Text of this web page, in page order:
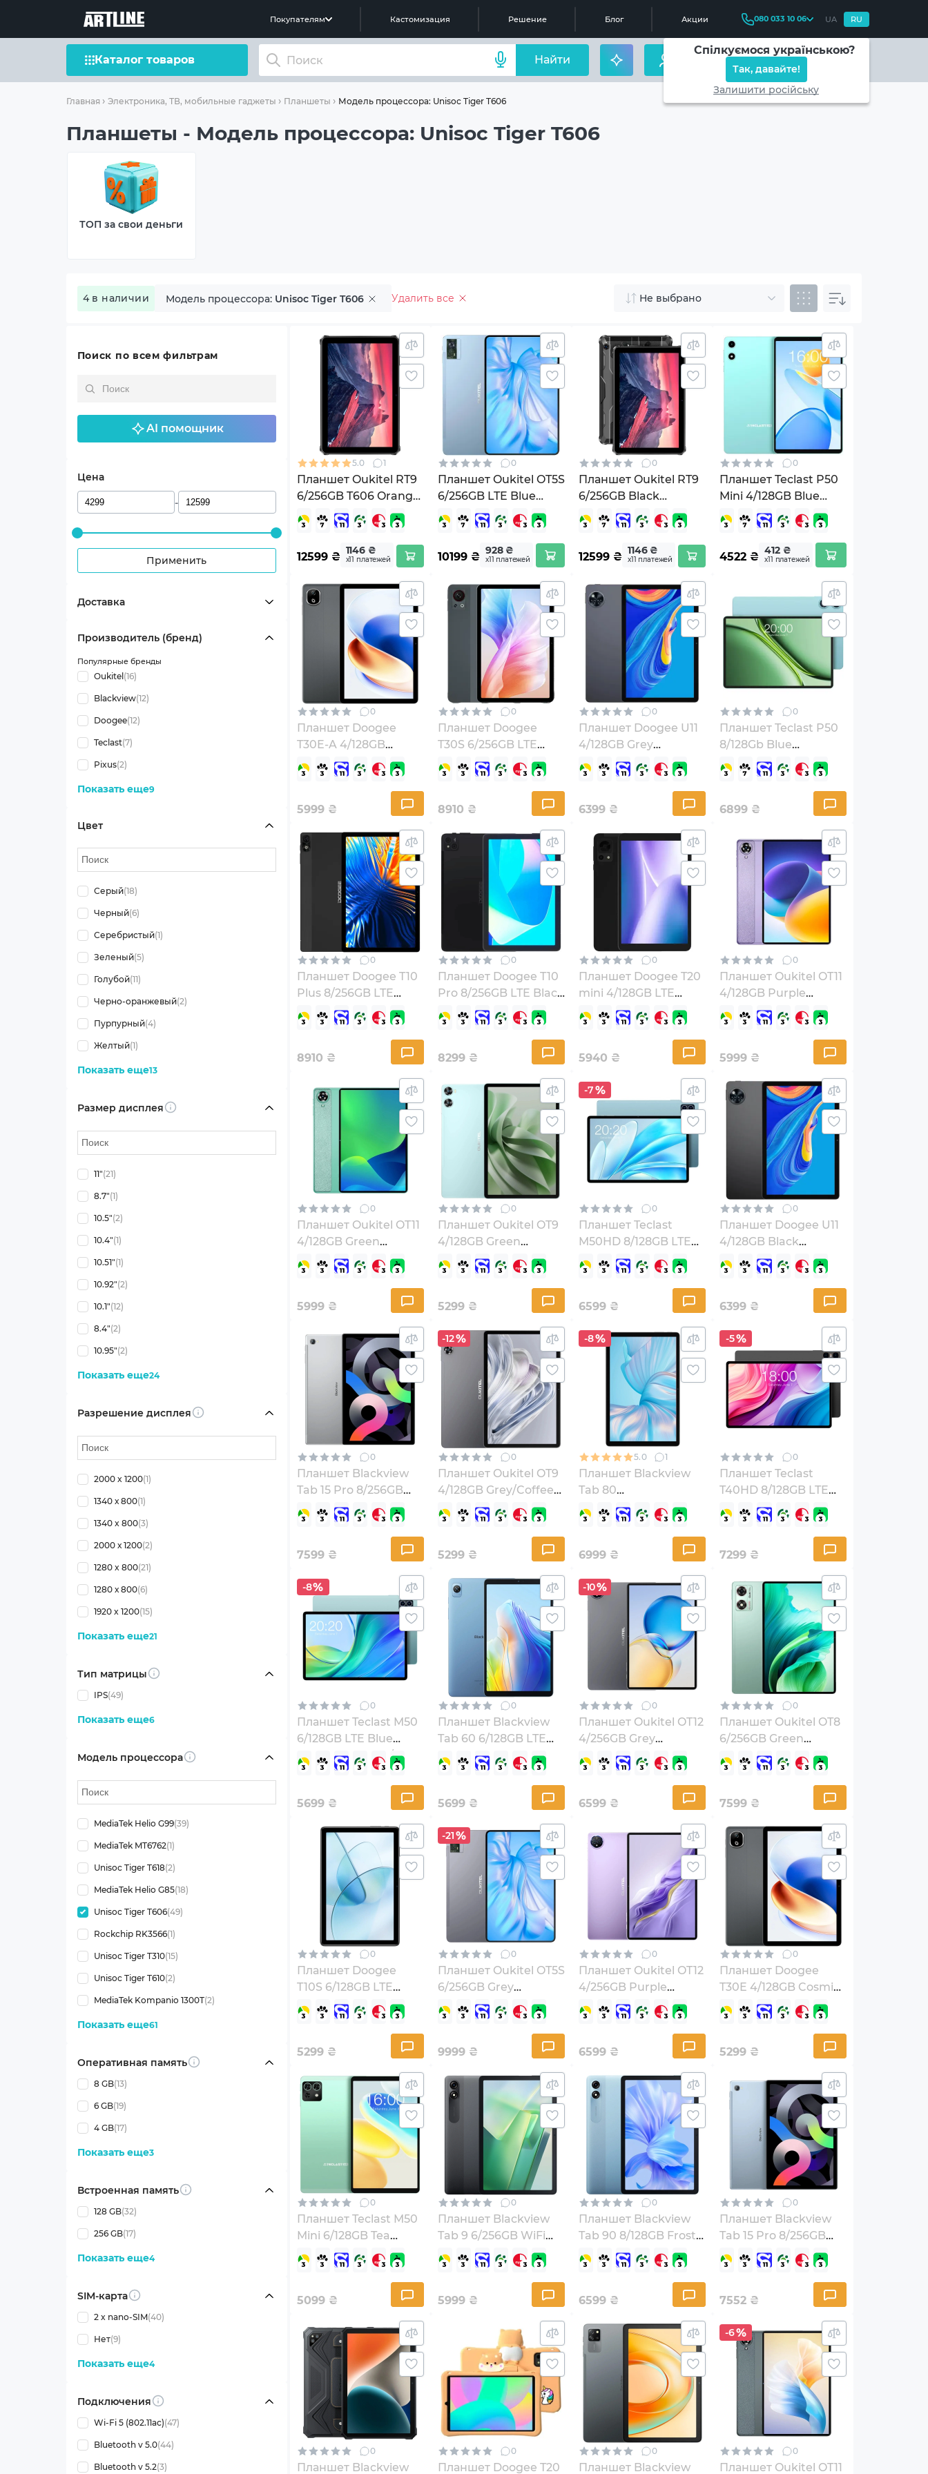
Покупателям Кастомизация Решение Блог Акции 080 033 10 06 UA RU
Спілкуємося українською?
Так, давайте!
Залишити російську
Каталог товаров Найти
Главная Электроника, ТВ, мобильные гаджеты Планшеты Модель процессора: Unisoc Tiger T606
Планшеты - Модель процессора: Unisoc Tiger T606
ТОП за свои деньги
4 в наличии Модель процессора: Unisoc Tiger T606 Удалить все Не выбрано
Поиск по всем фильтрам
AI помощник
Цена
-
Применить
Доставка
Производитель (бренд)
Популярные бренды
Oukitel (16)
Blackview(12)
Doogee(12)
Teclast(7)
Pixus(2)
Показать еще9
Цвет
Серый(18)
Черный(6)
Серебристый(1)
Зеленый(5)
Голубой(11)
Черно-оранжевый(2)
Пурпурный(4)
Желтый(1)
Показать еще13
Размер дисплея Info
11"(21)
8.7"(1)
10.5"(2)
10.4"(1)
10.51"(1)
10.92"(2)
10.1"(12)
8.4"(2)
10.95"(2)
Показать еще24
Разрешение дисплея Info
2000 x 1200(1)
1340 х 800(1)
1340 x 800(3)
2000 х 1200(2)
1280 x 800(21)
1280 х 800(6)
1920 x 1200(15)
Показать еще21
Тип матрицы
Info
IPS(49)
Показать еще6
Модель процессора Info
MediaTek Helio G99(39)
MediaTek MT6762(1)
Unisoc Tiger T618(2)
MediaTek Helio G85(18)
Unisoc Tiger T606(49)
Rockchip RK3566(1)
Unisoc Tiger T310(15)
Unisoc Tiger T610(2)
MediaTek Kompanio 1300T(2)
Показать еще61
Оперативная память Info
8 GB(13)
6 GB(19)
4 GB(17)
Показать еще3
Встроенная память Info
128 GB(32)
256 GB(17)
Показать еще4
SIM-карта Info
2 x nano-SIM(40)
Нет(9)
Показать еще4
Подключения
Info
Wi-Fi 5 (802.11ac)(47)
Bluetooth v 5.0(44)
Bluetooth v 5.2(3)
5.0 1
Планшет Oukitel RT9
6/256GB T606 Orange
(6931940766838)
12599₴ 1146 ₴
х11 платежей
0
Планшет Oukitel OT5S
6/256GB LTE Blue
(OT5S_BL)
10199₴ 928 ₴
х11 платежей
0
Планшет Oukitel RT9
6/256GB Black
(6931940766845)
12599₴ 1146 ₴
х11 платежей
0
Планшет Teclast P50
Mini 4/128GB Blue
(6940709687482)
4522 ₴ 412 ₴
х11 платежей
0
Планшет Doogee
T30E-A 4/128GB
Cosmic Gray (T30E-
A_GR)
5999 ₴
0
Планшет Doogee
T30S 6/256GB LTE
Grey (6924351689568)
8910 ₴
0
Планшет Doogee U11
4/128GB Grey
(6923740240120)
6399 ₴
0
Планшет Teclast P50
8/128Gb Blue
(6940709687550)
6899 ₴
0
Планшет Doogee T10
Plus 8/256GB LTE
Black (6924351652395)
8910 ₴
0
Планшет Doogee T10
Pro 8/256GB LTE Black
(6924351646059)
8299 ₴
0
Планшет Doogee T20
mini 4/128GB LTE
Black
(6924351646097)
5940 ₴
0
Планшет Oukitel OT11
4/128GB Purple
(6931940737111)
5999 ₴
0
Планшет Oukitel OT11
4/128GB Green
(6931940737135)
5999 ₴
0
Планшет Oukitel OT9
4/128GB Green
(OT9_green)
5299 ₴
-7
0
Планшет Teclast
M50HD 8/128GB LTE
Pearl Blue
(6940709685501)
6599 ₴
0
Планшет Doogee U11
4/128GB Black
(6923740240113)
6399 ₴
0
Планшет Blackview
Tab 15 Pro 8/256GB
LTE Silver
7599 ₴
-12
0
Планшет Oukitel OT9
4/128GB Grey/Coffee
(6931940766036)
5299 ₴
-8
5.0 1
Планшет Blackview
Tab 80
(6931548314523)
6999 ₴
-5
0
Планшет Teclast
T40HD 8/128GB LTE
Space Grey
(6940709685594)
7299 ₴
-8
0
Планшет Teclast M50
6/128GB LTE Blue
(6940709685532/6940709686799)
5699 ₴
0
Планшет Blackview
Tab 60 6/128GB LTE
Glacial Blue
(6931548314080)
5699 ₴
-10
0
Планшет Oukitel OT12
4/256GB Grey
(6931940760256)
6599 ₴
0
Планшет Oukitel OT8
6/256GB Green
(6931940744065)
7599 ₴
0
Планшет Doogee
T10S 6/128GB LTE
Space Gray
(T10S_Grey)
5299 ₴
-21
0
Планшет Oukitel OT5S
6/256GB Grey
(6931940754682)
9999 ₴
0
Планшет Oukitel OT12
4/256GB Purple
(6931940760232)
6599 ₴
0
Планшет Doogee
T30E 4/128GB Cosmic
Gray (T30E_GR)
5299 ₴
0
Планшет Teclast M50
Mini 6/128GB Tea
Green
(6940709687055)
5099 ₴
0
Планшет Blackview
Tab 9 6/256GB WiFi
Ink Gray
(6931548317623)
5999 ₴
0
Планшет Blackview
Tab 90 8/128GB Frost
Blue (BVTAB90-BL)
6599 ₴
0
Планшет Blackview
Tab 15 Pro 8/256GB
LTE Blue
7552 ₴
0
Планшет Blackview
0
Планшет Doogee T20
0
Планшет Blackview
-6
0
Планшет Oukitel OT11